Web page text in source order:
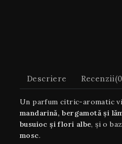
Descriere
Un parfum citric-aromatic
mandarină, bergamotă și
busuioc și flori albe, și o
mosc.